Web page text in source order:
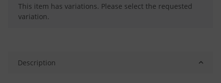
x
This item has variations. Please select the requested
variation.
Description